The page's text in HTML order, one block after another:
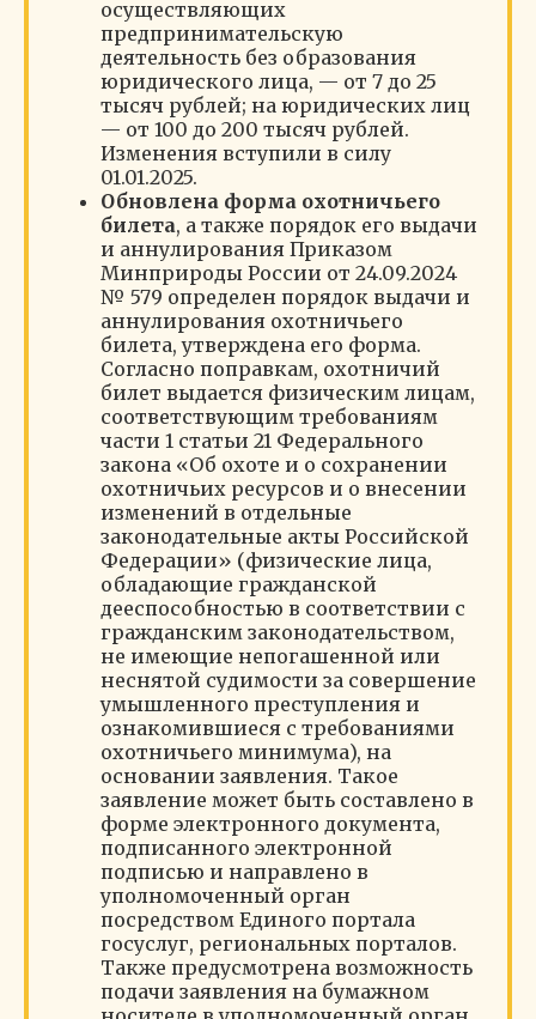
осуществляющих
предпринимательскую
деятельность без образования
юридического лица, — от 7 до 25
тысяч рублей; на юридических лиц
— от 100 до 200 тысяч рублей.
Изменения вступили в силу
01.01.2025.
Обновлена форма охотничьего
билета, а также порядок его выдачи
и аннулирования Приказом
Минприроды России от 24.09.2024
№ 579 определен порядок выдачи и
аннулирования охотничьего
билета, утверждена его форма.
Согласно поправкам, охотничий
билет выдается физическим лицам,
соответствующим требованиям
части 1 статьи 21 Федерального
закона «Об охоте и о сохранении
охотничьих ресурсов и о внесении
изменений в отдельные
законодательные акты Российской
Федерации» (физические лица,
обладающие гражданской
дееспособностью в соответствии с
гражданским законодательством,
не имеющие непогашенной или
неснятой судимости за совершение
умышленного преступления и
ознакомившиеся с требованиями
охотничьего минимума), на
основании заявления. Такое
заявление может быть составлено в
форме электронного документа,
подписанного электронной
подписью и направлено в
уполномоченный орган
посредством Единого портала
госуслуг, региональных порталов.
Также предусмотрена возможность
подачи заявления на бумажном